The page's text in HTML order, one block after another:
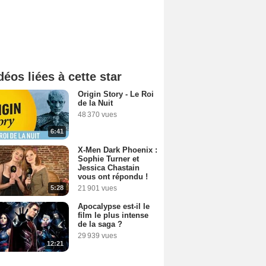
liées à cette star
6:41
Origin Story - Le Roi
de la Nuit
48 370 vues
5:28
X-Men Dark Phoenix :
Sophie Turner et
Jessica Chastain
vous ont répondu !
21 901 vues
12:21
Apocalypse est-il le
film le plus intense
de la saga ?
29 939 vues